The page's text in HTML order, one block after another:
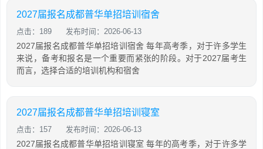
2027届报名成都普华单招培训宿舍
点击：189 发布时间：2026-06-13
2027届报名成都普华单招培训宿舍 每年高考季，对于许多学生
来说，备考和报名是一个重要而紧张的阶段。对于2027届考生
而言，选择合适的培训机构和宿舍
2027届报名成都普华单招培训寝室
点击：157 发布时间：2026-06-13
2027届报名成都普华单招培训寝室 每年的高考季，对于许多学